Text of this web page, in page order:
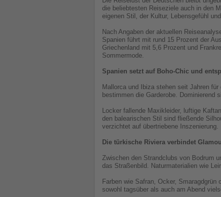
die beliebtesten Reiseziele auch in den
eigenen Stil, der Kultur, Lebensgefühl
Nach Angaben der aktuellen
Spanien führt mit rund 15 Prozent der
Griechenland mit 5,6 Prozent und
Sommermode.
Spanien setzt auf Boho-Chic und
Mallorca und Ibiza stehen seit Jahren
bestimmen die Garderobe. Dominierend
Locker fallende Maxikleider, luftige
den balearischen Stil sind fließende
verzichtet auf übertriebene Inszenierung.
Die türkische Riviera verbindet
Zwischen den Strandclubs von Bodrum
das Straßenbild. Naturmaterialien wie
Farben wie Safran, Ocker,
sowohl tagsüber als auch am Abend